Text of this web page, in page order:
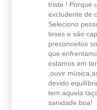
triste ! Porque
excludente de
Seleciono
teses e são
preconceitos
que
estamos em
,ouvir
devido
tem aquela
sanidade boa!